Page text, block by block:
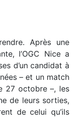
Après une
l’OGC Nice a
d’un candidat à
– et un match
27 octobre –, les
de leurs sorties,
de celui qu’ils